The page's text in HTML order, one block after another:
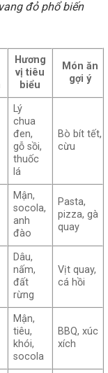
đỏ phổ biến
Hương
vị tiêu
biểu
Món ăn
gợi ý
Lý
chua
đen,
gỗ sồi,
thuốc
lá
Bò bít tết,
cừu
Mận,
socola,
anh
đào
Pasta,
pizza, gà
quay
Dâu,
nấm,
đất
rừng
Vịt quay,
cá hồi
Mận,
tiêu,
khói,
socola
BBQ, xúc
xích